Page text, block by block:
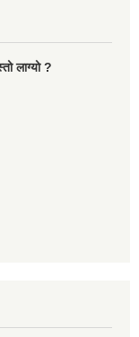
लाग्यो ?